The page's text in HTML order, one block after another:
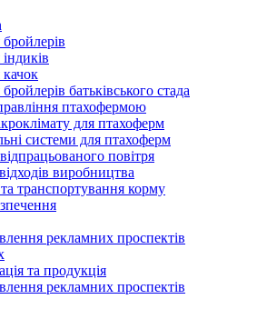
батьківського стада
птахофермою
для птахоферм
системи для птахоферм
повітря
виробництва
транспортування корму
рекламних проспектів
та продукція
рекламних проспектів